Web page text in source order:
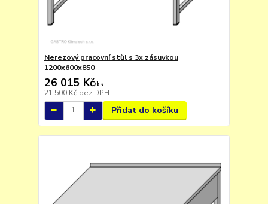
Nerezový pracovní stůl s 3x zásuvkou
1200x600x850
26 015 Kč/ks
21 500 Kč bez DPH
Přidat do košíku